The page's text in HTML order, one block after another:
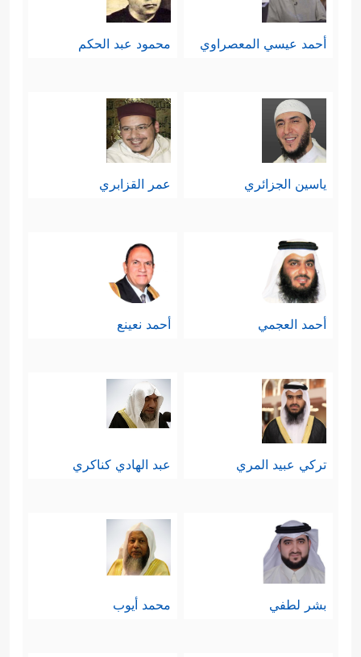
أحمد عيسي المعصراوي محمود عبد الحكم
ياسين الجزائري عمر القزابري
أحمد العجمي أحمد نعينع
تركي عبيد المري عبد الهادي كناكري
بشر لطفي محمد أيوب